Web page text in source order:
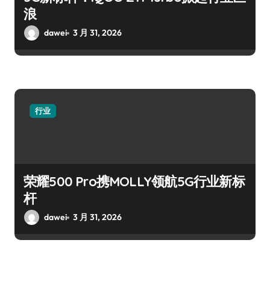
浪
dawei 3 月 31, 2026
行业
荣耀500 Pro携MOLLY领航5G行业新标
杆
dawei 3 月 31, 2026